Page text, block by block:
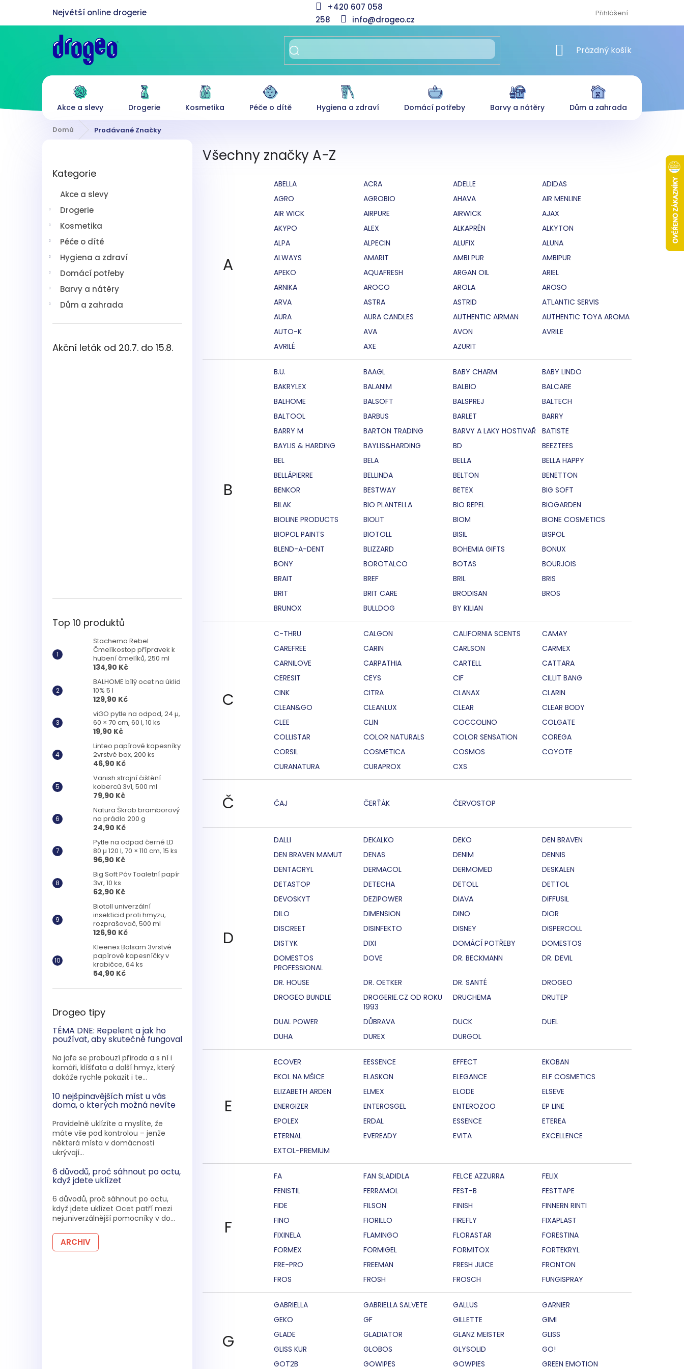
obsah
+420 607 058
258
info@drogeo.cz
Přihlášení
NÁKUPNÍ KOŠÍK
Prázdný košík
Akce a slevy Drogerie Kosmetika Péče o dítě Hygiena a zdraví Domácí potřeby Barvy a nátěry Dům a zahrada
Domů Prodávané Značky
kategorie
Kategorie
Akce a slevy
Drogerie
Kosmetika
Péče o dítě
Hygiena a zdraví
Domácí potřeby
Barvy a nátěry
Dům a zahrada
Akční leták od 20.7. do 15.8.
Top 10 produktů
Stachema Rebel
Čmelíkostop přípravek k
hubení čmelíků, 250 ml
134,90 Kč
BALHOME bílý ocet na úklid
10% 5 l
129,90 Kč
viGO pytle na odpad, 24 µ,
60 × 70 cm, 60 l, 10 ks
19,90 Kč
Linteo papírové kapesníky
2vrstvé box, 200 ks
46,90 Kč
Vanish strojní čištění
koberců 3v1, 500 ml
79,90 Kč
Natura Škrob bramborový
na prádlo 200 g
24,90 Kč
Pytle na odpad černé LD
80 µ 120 l, 70 × 110 cm, 15 ks
96,90 Kč
Big Soft Páv Toaletní papír
3vr, 10 ks
62,90 Kč
Biotoll univerzální
insekticid proti hmyzu,
rozprašovač, 500 ml
126,90 Kč
Kleenex Balsam 3vrstvé
papírové kapesníčky v
krabičce, 64 ks
54,90 Kč
Drogeo tipy
TÉMA DNE: Repelent a jak ho
používat, aby skutečně fungoval
Na jaře se probouzí příroda a s ní i
komáři, klíšťata a další hmyz, který
dokáže rychle pokazit i te...
10 nejšpinavějších míst u vás
doma, o kterých možná nevíte
Pravidelně uklízíte a myslíte, že
máte vše pod kontrolou – jenže
některá místa v domácnosti
ukrývají...
6 důvodů, proč sáhnout po octu,
když jdete uklízet
6 důvodů, proč sáhnout po octu,
když jdete uklízet Ocet patří mezi
nejuniverzálnější pomocníky v do...
ARCHIV
Všechny značky A-Z
A
ABELLA ACRA ADELLE
ADIDAS
AGRO
AGROBIO AHAVA
AIR MENLINE
AIR WICK
AIRPURE AIRWICK
AJAX
AKYPO
ALEX ALKAPRÉN
ALKYTON
ALPA
ALPECIN ALUFIX
ALUNA
ALWAYS
AMARIT AMBI PUR
AMBIPUR
APEKO
AQUAFRESH ARGAN OIL
ARIEL
ARNIKA
AROCO AROLA
AROSO
ARVA
ASTRA ASTRID
ATLANTIC SERVIS
AURA
AURA CANDLES AUTHENTIC AIRMAN
AUTHENTIC TOYA AROMA
AUTO-K
AVA AVON
AVRILE
AVRILÉ
AXE AZURIT
B
B.U. BAAGL BABY CHARM
BABY LINDO
BAKRYLEX
BALANIM BALBIO
BALCARE
BALHOME
BALSOFT BALSPREJ
BALTECH
BALTOOL
BARBUS BARLET
BARRY
BARRY M
BARTON TRADING BARVY A LAKY HOSTIVAŘ
BATISTE
BAYLIS & HARDING
BAYLIS&HARDING BD
BEEZTEES
BEL
BELA BELLA
BELLA HAPPY
BELLÁPIERRE
BELLINDA BELTON
BENETTON
BENKOR
BESTWAY BETEX
BIG SOFT
BILAK
BIO PLANTELLA BIO REPEL
BIOGARDEN
BIOLINE PRODUCTS
BIOLIT BIOM
BIONE COSMETICS
BIOPOL PAINTS
BIOTOLL BISIL
BISPOL
BLEND-A-DENT
BLIZZARD BOHEMIA GIFTS
BONUX
BONY
BOROTALCO BOTAS
BOURJOIS
BRAIT
BREF BRIL
BRIS
BRIT
BRIT CARE BRODISAN
BROS
BRUNOX
BULLDOG BY KILIAN
C
C-THRU CALGON CALIFORNIA SCENTS
CAMAY
CAREFREE
CARIN CARLSON
CARMEX
CARNILOVE
CARPATHIA CARTELL
CATTARA
CERESIT
CEYS CIF
CILLIT BANG
CINK
CITRA CLANAX
CLARIN
CLEAN&GO
CLEANLUX CLEAR
CLEAR BODY
CLEE
CLIN COCCOLINO
COLGATE
COLLISTAR
COLOR NATURALS COLOR SENSATION
COREGA
CORSIL
COSMETICA COSMOS
COYOTE
CURANATURA
CURAPROX CXS
Č ČAJ ČERŤÁK ČERVOSTOP
D
DALLI DEKALKO DEKO
DEN BRAVEN
DEN BRAVEN MAMUT
DENAS DENIM
DENNIS
DENTACRYL
DERMACOL DERMOMED
DESKALEN
DETASTOP
DETECHA DETOLL
DETTOL
DEVOSKYT
DEZIPOWER DIAVA
DIFFUSIL
DILO
DIMENSION DINO
DIOR
DISCREET
DISINFEKTO DISNEY
DISPERCOLL
DISTYK
DIXI DOMÁCÍ POTŘEBY
DOMESTOS
DOMESTOS
PROFESSIONAL
DOVE DR. BECKMANN DR. DEVIL
DR. HOUSE DR. OETKER DR. SANTÉ
DROGEO
DROGEO BUNDLE
DROGERIE.CZ OD ROKU
1993
DRUCHEMA DRUTEP
DUAL POWER DŮBRAVA DUCK
DUEL
DUHA
DUREX DURGOL
E
ECOVER EESSENCE EFFECT
EKOBAN
EKOL NA MŠICE
ELASKON ELEGANCE
ELF COSMETICS
ELIZABETH ARDEN
ELMEX ELODE
ELSEVE
ENERGIZER
ENTEROSGEL ENTEROZOO
EP LINE
EPOLEX
ERDAL ESSENCE
ETEREA
ETERNAL
EVEREADY EVITA
EXCELLENCE
EXTOL-PREMIUM
F
FA FAN SLADIDLA FELCE AZZURRA
FELIX
FENISTIL
FERRAMOL FEST-B
FESTTAPE
FIDE
FILSON FINISH
FINNERN RINTI
FINO
FIORILLO FIREFLY
FIXAPLAST
FIXINELA
FLAMINGO FLORASTAR
FORESTINA
FORMEX
FORMIGEL FORMITOX
FORTEKRYL
FRE-PRO
FREEMAN FRESH JUICE
FRONTON
FROS
FROSH FROSCH FUNGISPRAY
G
GABRIELLA GABRIELLA SALVETE GALLUS
GARNIER
GEKO
GF GILLETTE
GIMI
GLADE
GLADIATOR GLANZ MEISTER
GLISS
GLISS KUR
GLOBOS GLYSOLID
GO!
GOT2B
GOWIPES GOWPIES GREEN EMOTION